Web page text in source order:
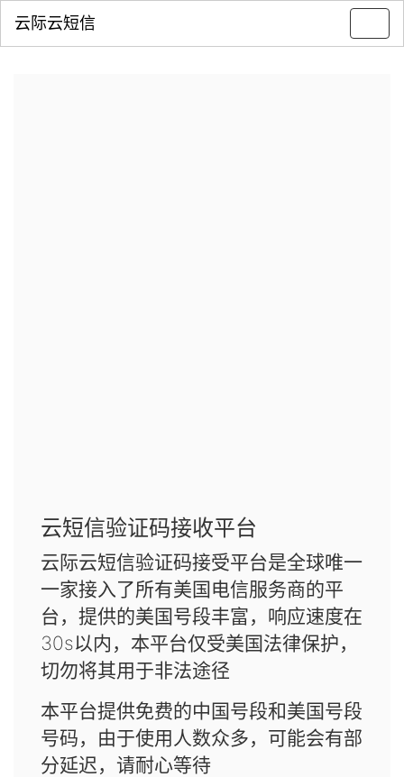
云际云短信
云短信验证码接收平台
云际云短信验证码接受平台是全球唯一
一家接入了所有美国电信服务商的平
台，提供的美国号段丰富，响应速度在
30s以内，本平台仅受美国法律保护，
切勿将其用于非法途径
本平台提供免费的中国号段和美国号段
号码，由于使用人数众多，可能会有部
分延迟，请耐心等待